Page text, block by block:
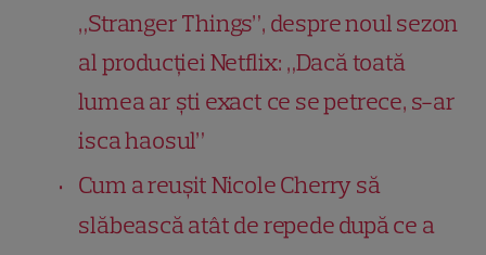
„Stranger Things”, despre noul sezon
al producției Netflix: „Dacă toată
lumea ar ști exact ce se petrece, s-ar
isca haosul”
Cum a reușit Nicole Cherry să
slăbească atât de repede după ce a